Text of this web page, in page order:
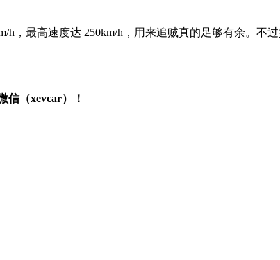
h，最高速度达 250km/h，用来追贼真的足够有余。不
信（xevcar）！